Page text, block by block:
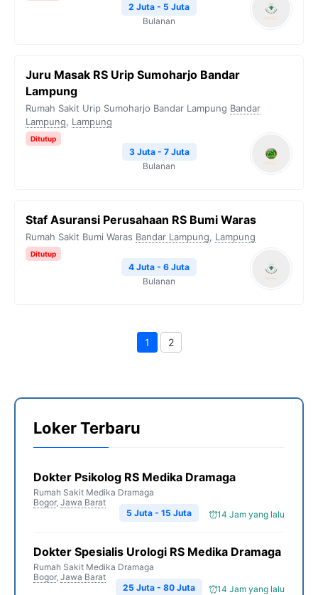
2 Juta - 5 Juta
Bulanan
Juru Masak RS Urip Sumoharjo Bandar
Lampung
Rumah Sakit Urip Sumoharjo Bandar Lampung Bandar
Lampung, Lampung
Ditutup
3 Juta - 7 Juta
Bulanan
Staf Asuransi Perusahaan RS Bumi Waras
Rumah Sakit Bumi Waras Bandar Lampung, Lampung
Ditutup
4 Juta - 6 Juta
Bulanan
Page
1 2
Loker Terbaru
Dokter Psikolog RS Medika Dramaga
Rumah Sakit Medika Dramaga
Bogor, Jawa Barat
14 Jam yang lalu
5 Juta - 15 Juta
Dokter Spesialis Urologi RS Medika Dramaga
Rumah Sakit Medika Dramaga
Bogor, Jawa Barat
14 Jam yang lalu
25 Juta - 80 Juta